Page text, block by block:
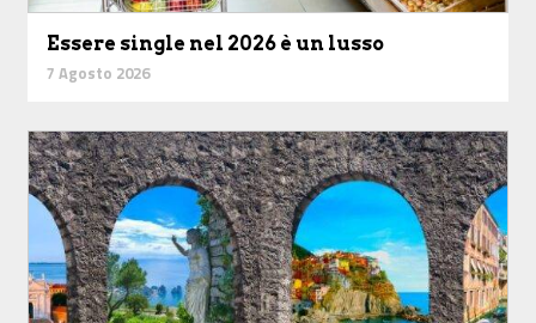
Essere single nel 2026 è un lusso
7 Agosto 2026